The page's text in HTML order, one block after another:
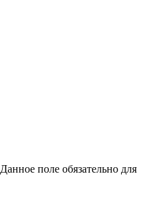
Данное поле обязательно для